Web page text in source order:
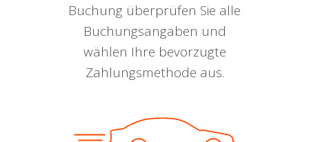
Buchung überprüfen Sie alle
Buchungsangaben und
wählen Ihre bevorzugte
Zahlungsmethode aus.